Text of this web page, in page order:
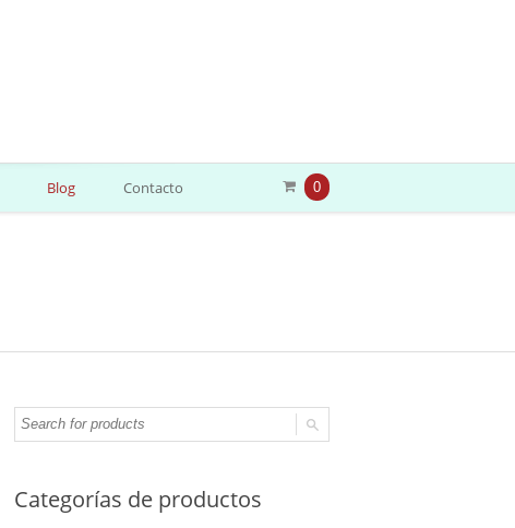
0
Blog Contacto
Categorías de productos